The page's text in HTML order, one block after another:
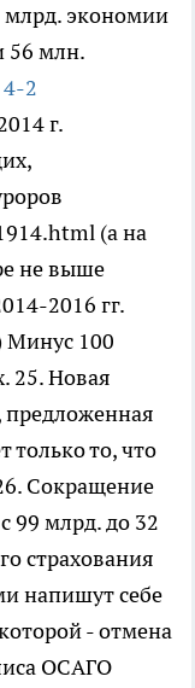
млрд. экономии
56 млн.
2
г.
(а на
не выше
2016 гг.
Минус 100
25. Новая
предложенная
то, что
Сокращение
99 млрд. до 32
страхования
напишут себе
- отмена
ОСАГО